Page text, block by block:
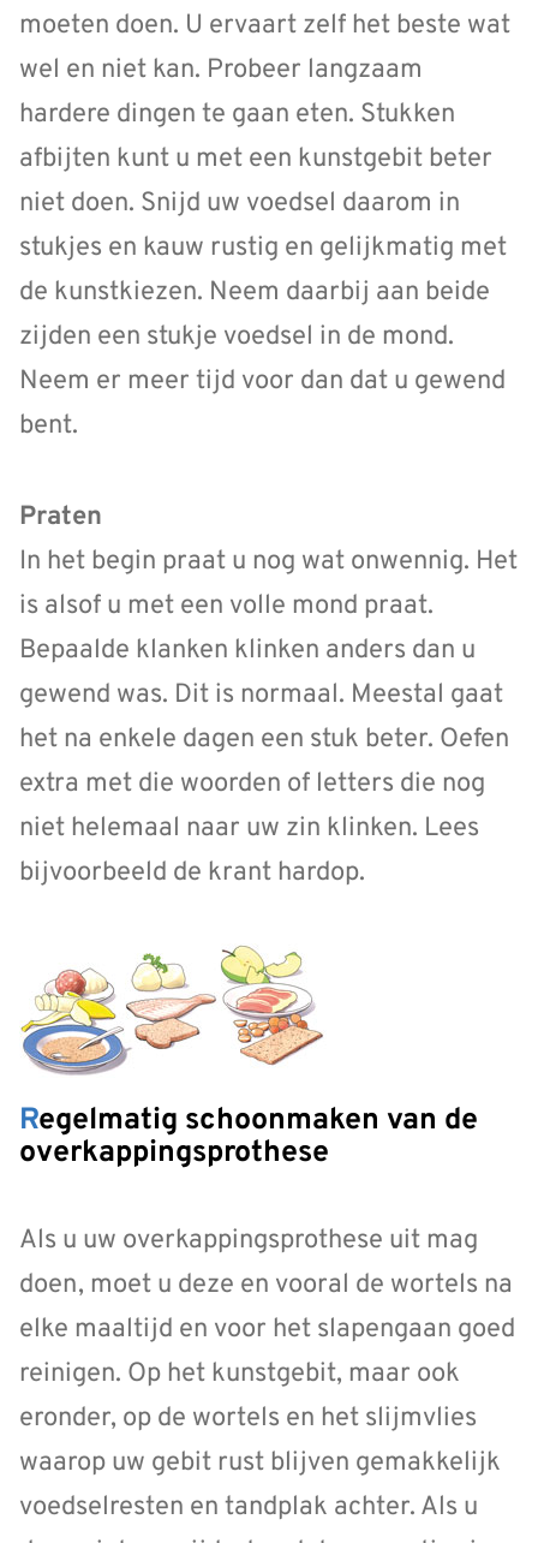
moeten doen. U ervaart zelf het beste wat
wel en niet kan. Probeer langzaam
hardere dingen te gaan eten. Stukken
afbijten kunt u met een kunstgebit beter
niet doen. Snijd uw voedsel daarom in
stukjes en kauw rustig en gelijkmatig met
de kunstkiezen. Neem daarbij aan beide
zijden een stukje voedsel in de mond.
Neem er meer tijd voor dan dat u gewend
bent.
Praten
In het begin praat u nog wat onwennig. Het
is alsof u met een volle mond praat.
Bepaalde klanken klinken anders dan u
gewend was. Dit is normaal. Meestal gaat
het na enkele dagen een stuk beter. Oefen
extra met die woorden of letters die nog
niet helemaal naar uw zin klinken. Lees
bijvoorbeeld de krant hardop.
Regelmatig schoonmaken van de
overkappingsprothese
Als u uw overkappingsprothese uit mag
doen, moet u deze en vooral de wortels na
elke maaltijd en voor het slapengaan goed
reinigen. Op het kunstgebit, maar ook
eronder, op de wortels en het slijmvlies
waarop uw gebit rust blijven gemakkelijk
voedselresten en tandplak achter. Als u